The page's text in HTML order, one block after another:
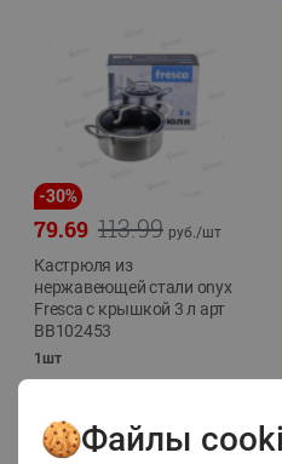
-30%
113.99
79.69 руб./шт
Кастрюля из
нержавеющей стали onyx
Fresca с крышкой 3 л арт
BB102453
1шт
Файлы